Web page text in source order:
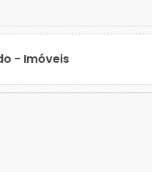
- Imóveis